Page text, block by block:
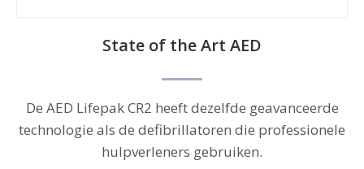
State of the Art AED
De AED Lifepak CR2 heeft dezelfde geavanceerde
technologie als de defibrillatoren die professionele
hulpverleners gebruiken.